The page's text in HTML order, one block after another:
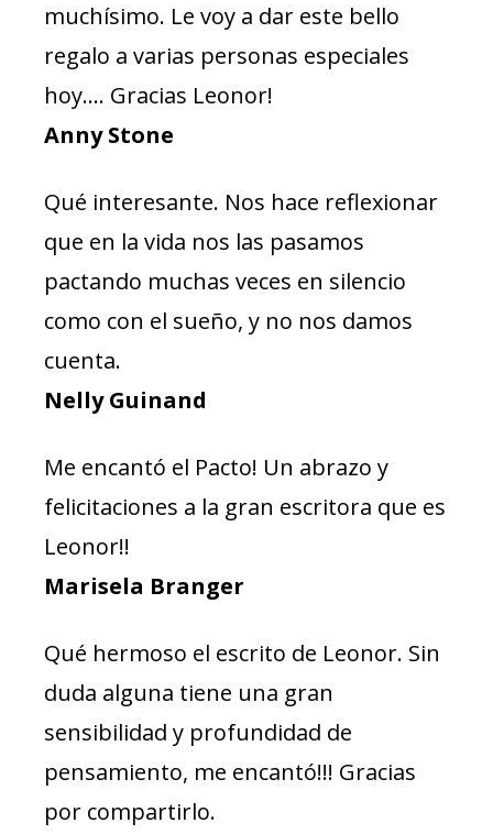
muchísimo. Le voy a dar este bello
regalo a varias personas especiales
hoy…. Gracias Leonor!
Anny Stone
Qué interesante. Nos hace reflexionar
que en la vida nos las pasamos
pactando muchas veces en silencio
como con el sueño, y no nos damos
cuenta.
Nelly Guinand
Me encantó el Pacto! Un abrazo y
felicitaciones a la gran escritora que es
Leonor!!
Marisela Branger
Qué hermoso el escrito de Leonor. Sin
duda alguna tiene una gran
sensibilidad y profundidad de
pensamiento, me encantó!!! Gracias
por compartirlo.